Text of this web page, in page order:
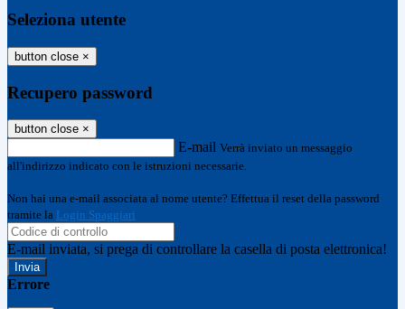
Seleziona utente
button close ×
Recupero password
button close ×
E-mail Verrà inviato un messaggio
all'indirizzo indicato con le istruzioni necessarie.
Non hai una e-mail associata al nome utente? Effettua il reset della password
tramite la Login Spaggiari
E-mail inviata, si prega di controllare la casella di posta elettronica!
Errore